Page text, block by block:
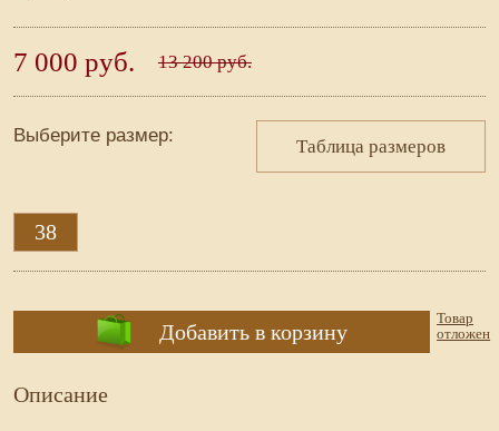
7 000 руб. 13 200 руб.
Выберите размер:
Таблица размеров
38
Добавить в корзину
Товар
отложен
Описание